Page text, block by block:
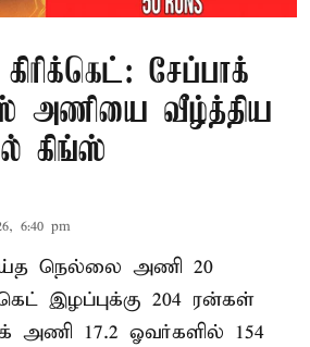
சேப்பாக்
அணியை வீழ்த்திய
கிங்ஸ்
6:40 pm
நெல்லை அணி 20
இழப்புக்கு 204 ரன்கள்
அணி 17.2 ஓவர்களில் 154